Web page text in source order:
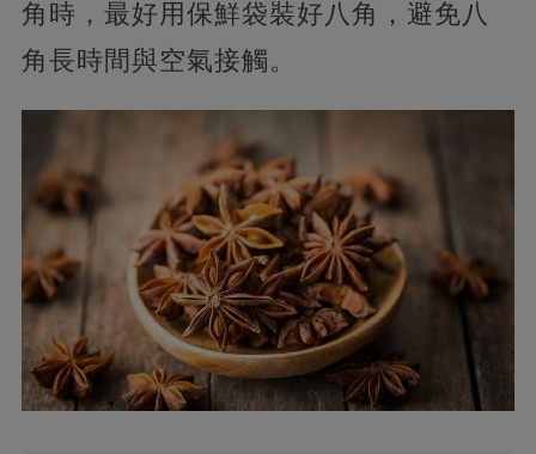
角時，最好用保鮮袋裝好八角，避免八
角長時間與空氣接觸。